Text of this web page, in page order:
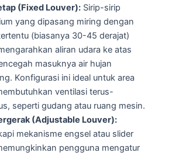
(Fixed Louver):Sirip-sirip
yang dipasang miring dengan
(biasanya 30-45 derajat)
aliran udara ke atas
masuknya air hujan
Konfigurasi ini ideal untuk area
ventilasi terus-
seperti gudang atau ruang mesin.
(Adjustable Louver):
mekanisme engsel atau slider
pengguna mengatur